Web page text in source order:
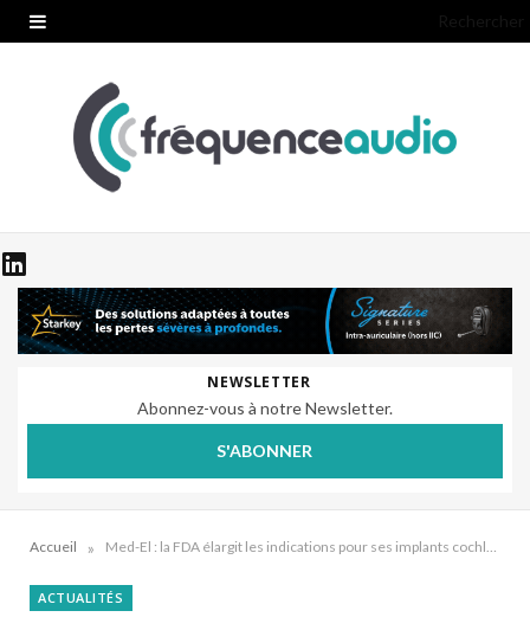
NEWSLETTER
Abonnez-vous à notre Newsletter.
S'ABONNER
Accueil » Med-El : la FDA élargit les indications pour ses implants cochléaires aux États-Unis
ACTUALITÉS